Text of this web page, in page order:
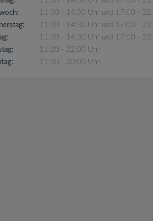
11:30 - 14:30 Uhr und 17:00 -
11:30 - 14:30 Uhr und 17:00 -
11:30 - 14:30 Uhr und 17:00 -
11:30 - 22:00 Uhr
11:30 - 20:00 Uhr